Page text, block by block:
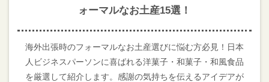
ォーマルなお土産15選！
海外出張時のフォーマルなお土産選びに悩む方必見！日本
人ビジネスパーソンに喜ばれる洋菓子・和菓子・和風食品
を厳選して紹介します。感謝の気持ちを伝えるアイデアが